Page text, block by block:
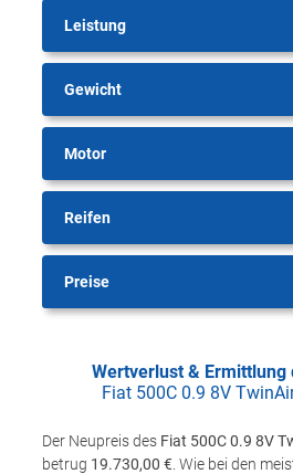
Leistung
Gewicht
Motor
Reifen
Preise
Wertverlust & Ermittlung
Fiat 500C 0.9 8V
Der Neupreis des Fiat 500C 0.9 8V
betrug 19.730,00 € . Wie bei den